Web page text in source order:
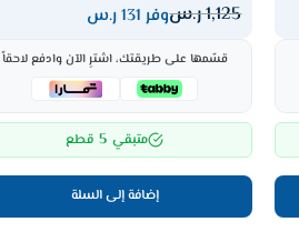
1,125ر.سوفر 131 ر.س
قسّمها على طريقتك، اشترِ الآن وادفع لاحقاً
متبقي 5 قطع
إضافة إلى السلة